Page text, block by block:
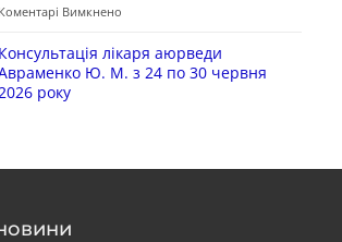
Коментарі Вимкнено
Консультація лікаря аюрведи
Ю. М. з 24 по 30 червня
2026 року